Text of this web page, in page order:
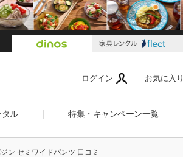
ログイン お気に入り
ル 特集・キャンペーン一覧
ン セミワイドパンツ 口コミ